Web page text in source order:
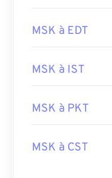
MSK à EDT
MSK à IST
MSK à PKT
MSK à CST